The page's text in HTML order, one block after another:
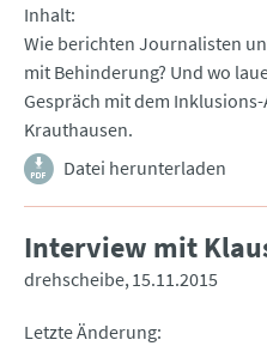
Inhalt
Wie berichten Journalisten
mit Behinderung? Und wo
Gespräch mit dem
Krauthausen.
Datei herunterladen
Interview mit
drehscheibe 15.11.2015
Letzte Änderung